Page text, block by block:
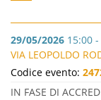
29/05/2026 15:00
VIA LEOPOLDO
Codice evento:
IN FASE DI